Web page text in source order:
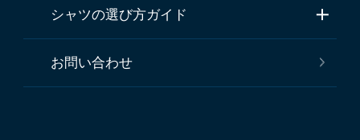
シャツの選び方ガイド
お問い合わせ